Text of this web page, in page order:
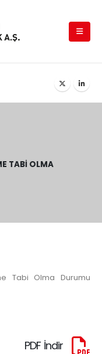
TABI OLMA
Tabi Olma Durumu
PDF İndir